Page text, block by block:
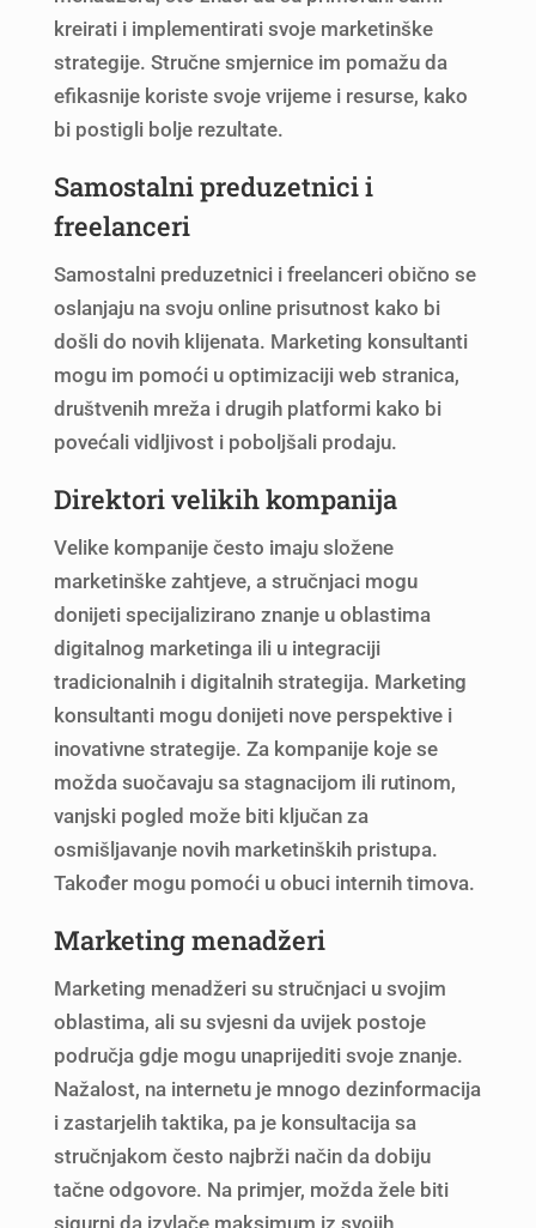
kreirati i implementirati svoje marketinške
strategije. Stručne smjernice im pomažu da
efikasnije koriste svoje vrijeme i resurse, kako
bi postigli bolje rezultate.
Samostalni preduzetnici i
freelanceri
Samostalni preduzetnici i freelanceri obično se
oslanjaju na svoju online prisutnost kako bi
došli do novih klijenata. Marketing konsultanti
mogu im pomoći u optimizaciji web stranica,
društvenih mreža i drugih platformi kako bi
povećali vidljivost i poboljšali prodaju.
Direktori velikih kompanija
Velike kompanije često imaju složene
marketinške zahtjeve, a stručnjaci mogu
donijeti specijalizirano znanje u oblastima
digitalnog marketinga ili u integraciji
tradicionalnih i digitalnih strategija. Marketing
konsultanti mogu donijeti nove perspektive i
inovativne strategije. Za kompanije koje se
možda suočavaju sa stagnacijom ili rutinom,
vanjski pogled može biti ključan za
osmišljavanje novih marketinških pristupa.
Također mogu pomoći u obuci internih timova.
Marketing menadžeri
Marketing menadžeri su stručnjaci u svojim
oblastima, ali su svjesni da uvijek postoje
područja gdje mogu unaprijediti svoje znanje.
Nažalost, na internetu je mnogo dezinformacija
i zastarjelih taktika, pa je konsultacija sa
stručnjakom često najbrži način da dobiju
tačne odgovore. Na primjer, možda žele biti